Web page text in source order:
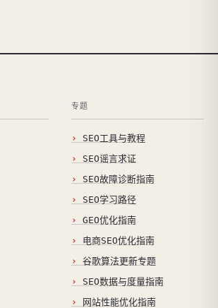
专题
SEO工具与教程
SEO谣言求证
SEO故障诊断指南
SEO学习路径
GEO优化指南
电商SEO优化指南
谷歌算法更新专题
SEO数据与度量指南
网站性能优化指南